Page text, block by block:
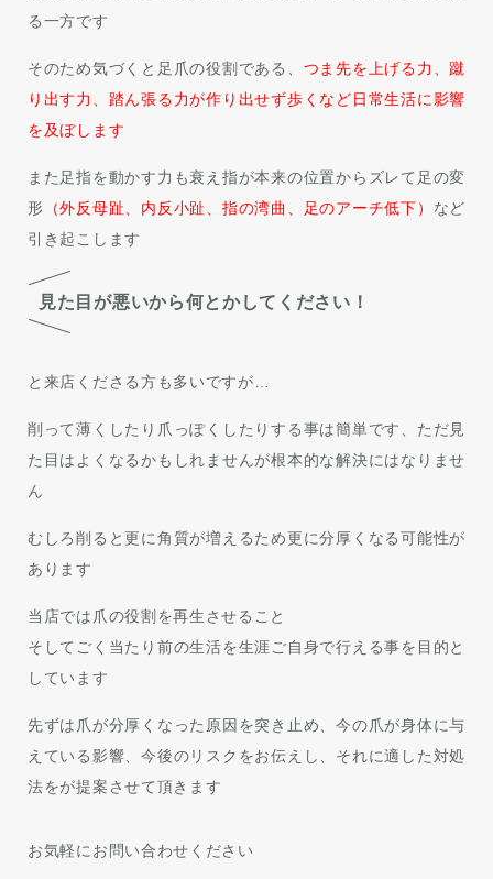
る一方です
そのため気づくと足爪の役割である、 つま先を上げる力、蹴
り出す力、踏ん張る力が作り出せず歩くなど日常生活に影響
を及ぼします
また足指を動かす力も衰え指が本来の位置からズレて足の変
形 （外反母趾、内反小趾、指の湾曲、足のアーチ低下） など
引き起こします
見た目が悪いから何とかしてください！
と来店くださる方も多いですが…
削って薄くしたり爪っぽくしたりする事は簡単です、ただ見
た目はよくなるかもしれませんが根本的な解決にはなりませ
ん
むしろ削ると更に角質が増えるため更に分厚くなる可能性が
あります
当店では爪の役割を再生させること
そしてごく当たり前の生活を生涯ご自身で行える事を目的と
しています
先ずは爪が分厚くなった原因を突き止め、今の爪が身体に与
えている影響、今後のリスクをお伝えし、それに適した対処
法をが提案させて頂きます
お気軽にお問い合わせください